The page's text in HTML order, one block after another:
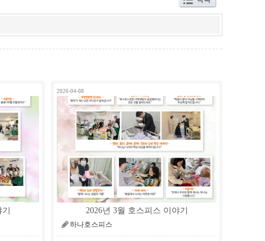
2026-04-08
2026년 3월 호스피스 이야기
하나호스피스